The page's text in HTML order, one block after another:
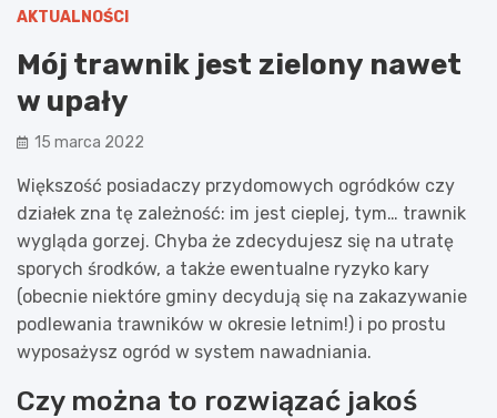
AKTUALNOŚCI
Mój trawnik jest zielony nawet
w upały
15 marca 2022
Większość posiadaczy przydomowych ogródków czy
działek zna tę zależność: im jest cieplej, tym… trawnik
wygląda gorzej. Chyba że zdecydujesz się na utratę
sporych środków, a także ewentualne ryzyko kary
(obecnie niektóre gminy decydują się na zakazywanie
podlewania trawników w okresie letnim!) i po prostu
wyposażysz ogród w system nawadniania.
Czy można to rozwiązać jakoś